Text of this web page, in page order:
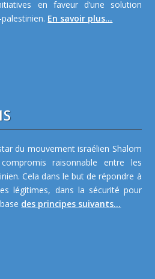
en faveur d’une solution
En savoir plus...
du mouvement israélien Shalom
raisonnable entre les
Cela dans le but de répondre à
légitimes, dans la sécurité pour
des principes suivants...